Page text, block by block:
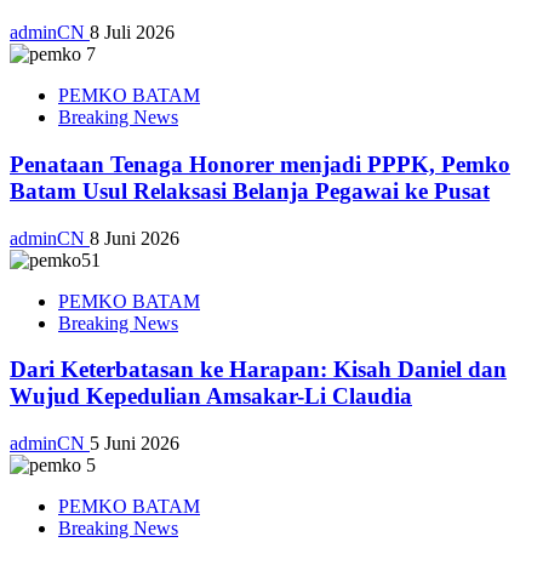
adminCN 8 Juli 2026
PEMKO BATAM
Breaking News
Penataan Tenaga Honorer menjadi PPPK, Pemko
Batam Usul Relaksasi Belanja Pegawai ke Pusat
adminCN 8 Juni 2026
PEMKO BATAM
Breaking News
Dari Keterbatasan ke Harapan: Kisah Daniel dan
Wujud Kepedulian Amsakar-Li Claudia
adminCN 5 Juni 2026
PEMKO BATAM
Breaking News